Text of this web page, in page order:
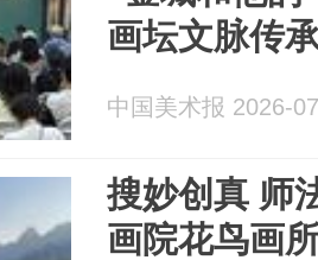
画坛文脉传
中国美术报 2026-
搜妙创真
画院花鸟画